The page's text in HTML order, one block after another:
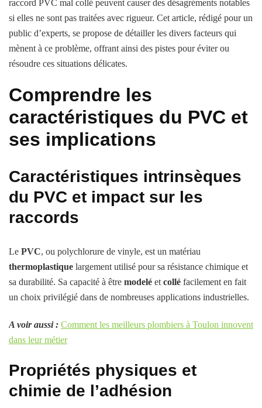
raccord PVC mal collé peuvent causer des désagréments notables
si elles ne sont pas traitées avec rigueur. Cet article, rédigé pour un
public d’experts, se propose de détailler les divers facteurs qui
mènent à ce problème, offrant ainsi des pistes pour éviter ou
résoudre ces situations délicates.
Comprendre les
caractéristiques du PVC et
ses implications
Caractéristiques intrinsèques
du PVC et impact sur les
raccords
Le PVC, ou polychlorure de vinyle, est un matériau
thermoplastique largement utilisé pour sa résistance chimique et
sa durabilité. Sa capacité à être modelé et collé facilement en fait
un choix privilégié dans de nombreuses applications industrielles.
A voir aussi : Comment les meilleurs plombiers à Toulon innovent
dans leur métier
Propriétés physiques et
chimie de l’adhésion